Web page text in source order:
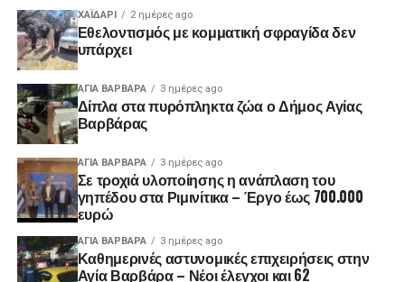
ΧΑΪΔΑΡΙ 2 ημέρες ago
Εθελοντισμός με κομματική σφραγίδα δεν
υπάρχει
ΑΓΙΑ ΒΑΡΒΑΡΑ 3 ημέρες ago
Δίπλα στα πυρόπληκτα ζώα ο Δήμος Αγίας
Βαρβάρας
ΑΓΙΑ ΒΑΡΒΑΡΑ 3 ημέρες ago
Σε τροχιά υλοποίησης η ανάπλαση του
γηπέδου στα Ριμινίτικα – Έργο έως 700.000
ευρώ
ΑΓΙΑ ΒΑΡΒΑΡΑ 3 ημέρες ago
Καθημερινές αστυνομικές επιχειρήσεις στην
Αγία Βαρβάρα – Νέοι έλεγχοι και 62